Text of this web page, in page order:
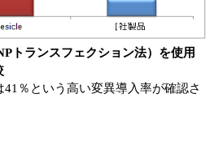
トランスフェクション法）を使用
％という高い変異導入率が確認さ